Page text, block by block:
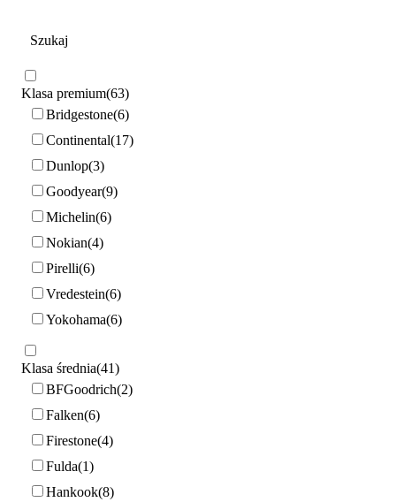
Klasa premium 63
Bridgestone 6
Continental 17
Dunlop 3
Goodyear 9
Michelin 6
Nokian 4
Pirelli 6
Vredestein 6
Yokohama 6
Klasa średnia 41
BFGoodrich 2
Falken 6
Firestone 4
Fulda 1
Hankook 8